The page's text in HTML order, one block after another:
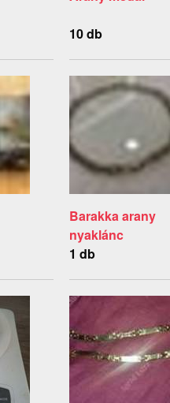
10 db
Barakka arany
nyaklánc
1 db